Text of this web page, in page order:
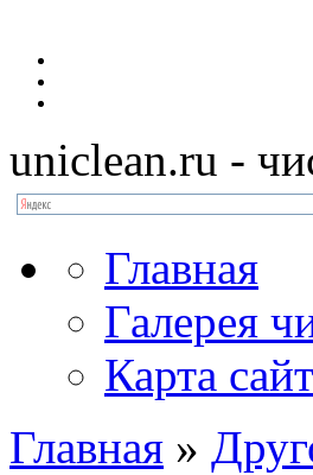
uniclean.ru -
Главная
Галерея
Карта
Главная »